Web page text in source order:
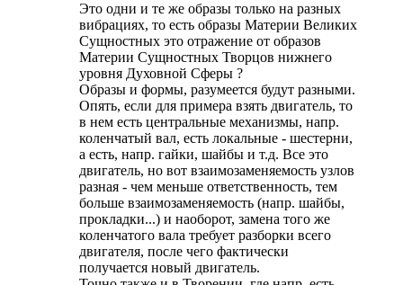
Это одни и те же образы только на разных
вибрациях, то есть образы Материи Великих
Сущностных это отражение от образов
Материи Сущностных Творцов нижнего
уровня Духовной Сферы ?
Образы и формы, разумеется будут разными.
Опять, если для примера взять двигатель, то
в нем есть центральные механизмы, напр.
коленчатый вал, есть локальные - шестерни,
а есть, напр. гайки, шайбы и т.д. Все это
двигатель, но вот взаимозаменяемость узлов
разная - чем меньше ответственность, тем
больше взаимозаменяемость (напр. шайбы,
прокладки...) и наоборот, замена того же
коленчатого вала требует разборки всего
двигателя, после чего фактически
получается новый двигатель.